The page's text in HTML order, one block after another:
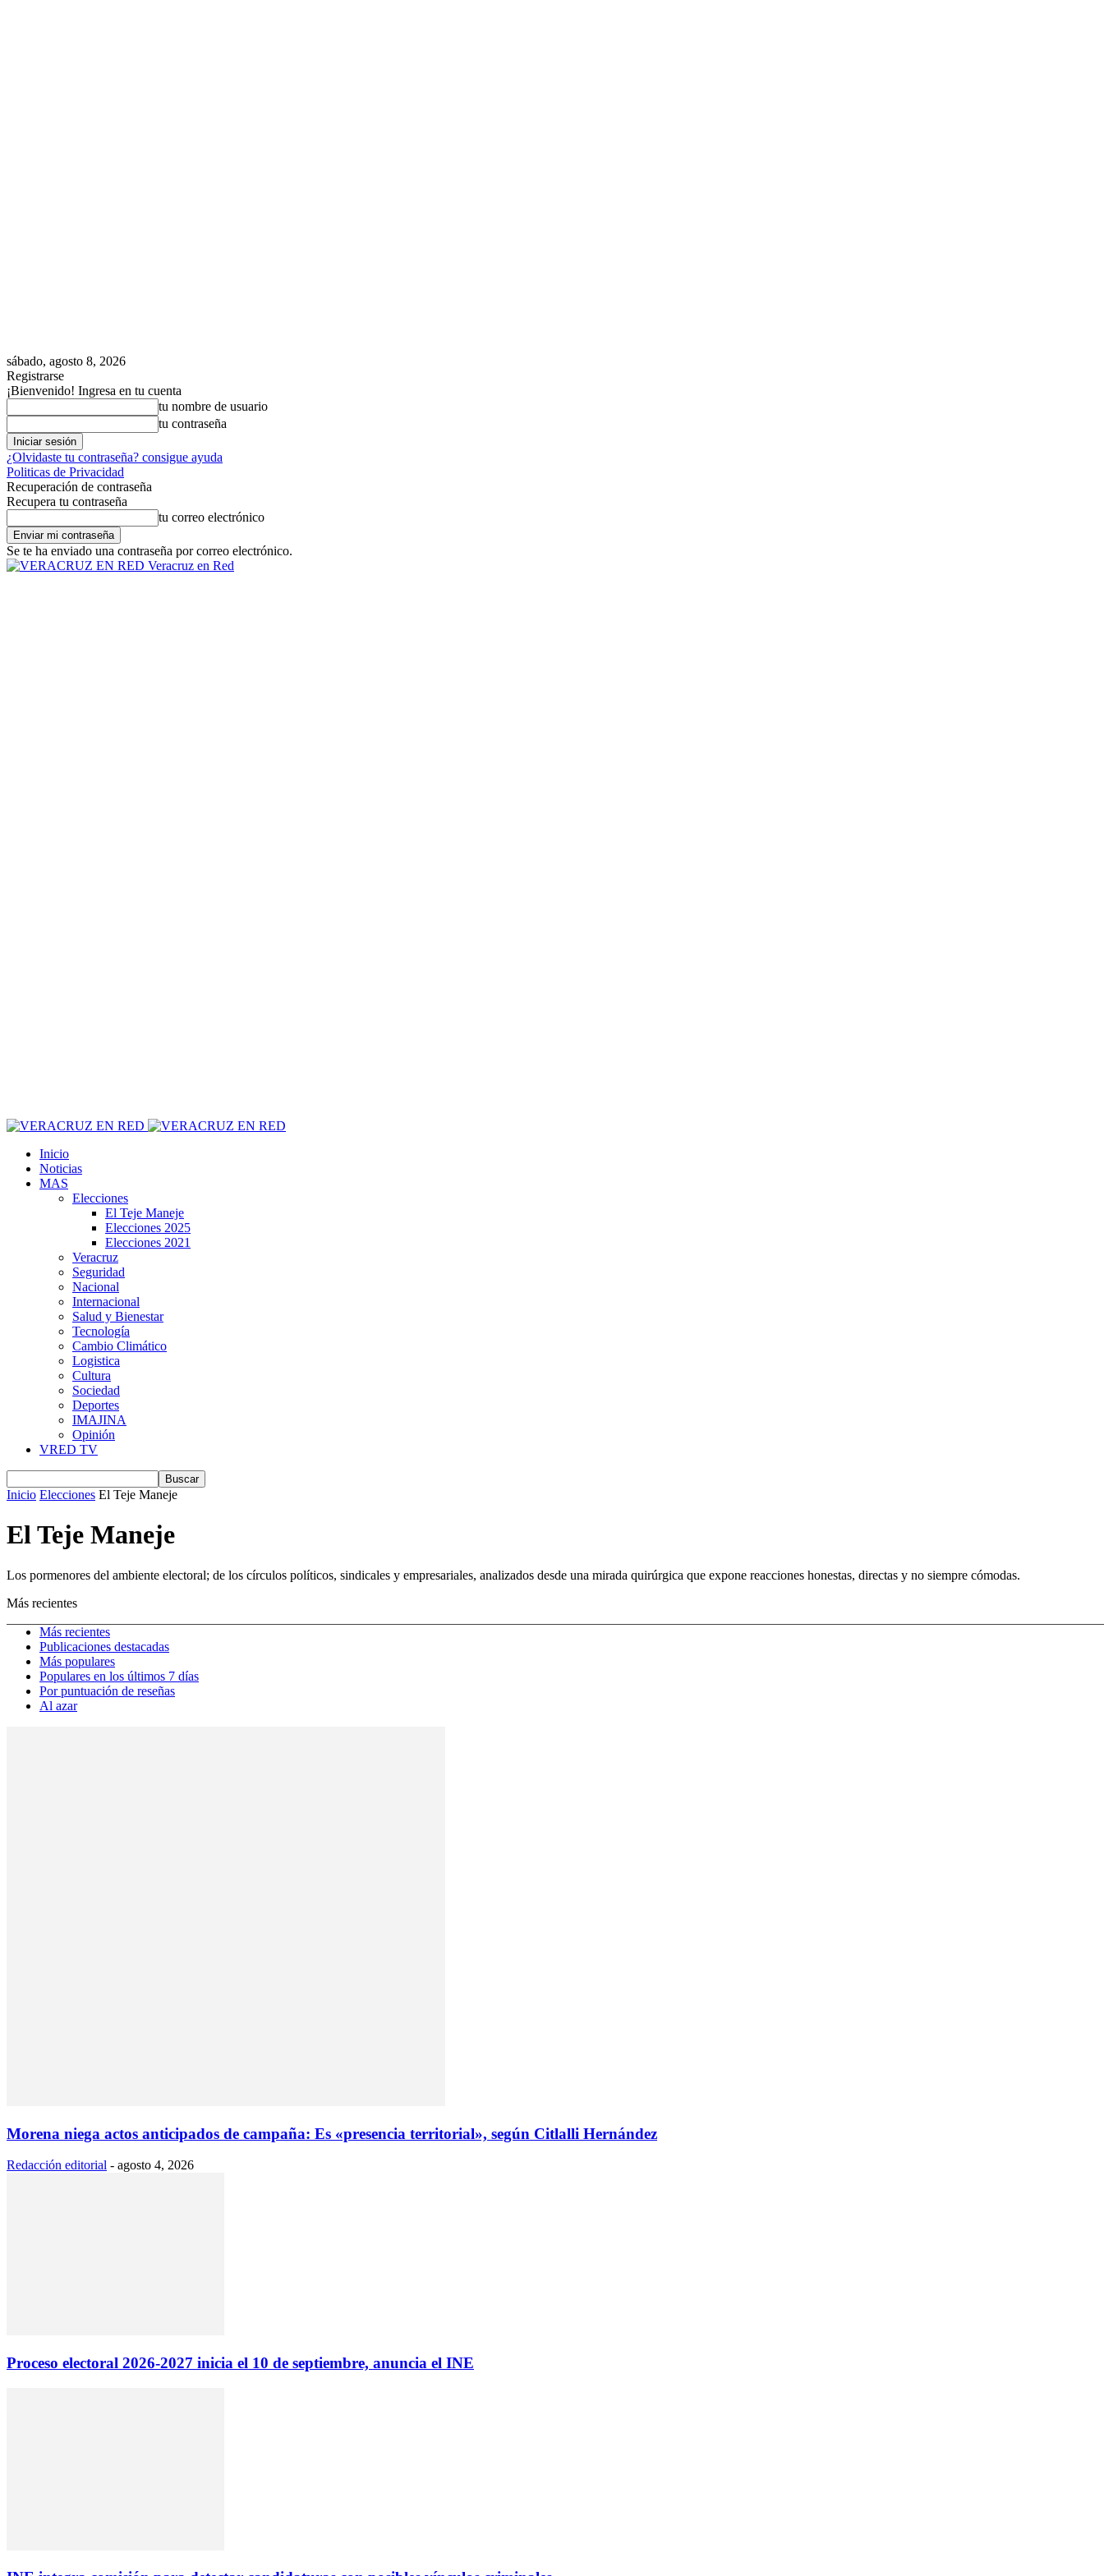
sábado, agosto 8, 2026
Registrarse
¡Bienvenido! Ingresa en tu cuenta
tu nombre de usuario
tu contraseña
¿Olvidaste tu contraseña? consigue ayuda
Politicas de Privacidad
Recuperación de contraseña
Recupera tu contraseña
tu correo electrónico
Se te ha enviado una contraseña por correo electrónico.
Veracruz en Red
Inicio
Noticias
MAS
Elecciones
El Teje Maneje
Elecciones 2025
Elecciones 2021
Veracruz
Seguridad
Nacional
Internacional
Salud y Bienestar
Tecnología
Cambio Climático
Logistica
Cultura
Sociedad
Deportes
IMAJINA
Opinión
VRED TV
Inicio Elecciones El Teje Maneje
El Teje Maneje
Los pormenores del ambiente electoral; de los círculos políticos, sindicales y empresariales, analizados desde una mirada quirúrgica que expone reacciones honestas, directas y no siempre cómodas.
Más recientes
Más recientes
Publicaciones destacadas
Más populares
Populares en los últimos 7 días
Por puntuación de reseñas
Al azar
Morena niega actos anticipados de campaña: Es «presencia territorial», según Citlalli Hernández
Redacción editorial - agosto 4, 2026
Proceso electoral 2026-2027 inicia el 10 de septiembre, anuncia el INE